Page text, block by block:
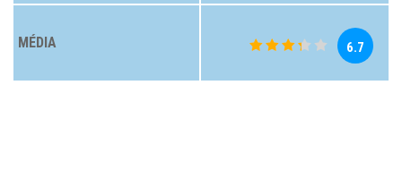
MÉDIA 6.7